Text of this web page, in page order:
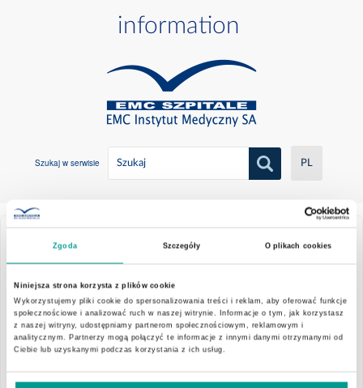
Zgoda Szczegóły O plikach cookies
Niniejsza strona korzysta z plików cookie
Wykorzystujemy pliki cookie do spersonalizowania treści i reklam, aby oferować funkcje
społecznościowe i analizować ruch w naszej witrynie. Informacje o tym, jak korzystasz
z naszej witryny, udostępniamy partnerom społecznościowym, reklamowym i
analitycznym. Partnerzy mogą połączyć te informacje z innymi danymi otrzymanymi od
Ciebie lub uzyskanymi podczas korzystania z ich usług.
information
Szukaj w serwisie PL
Wszystkie
2021
Czerwiec
14/03/2017
Report 9/2017
Convening Notice for the Annual General Meeting
Report no 09,2017